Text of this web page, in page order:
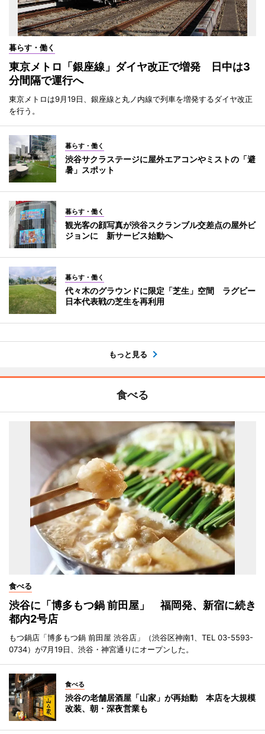
暮らす・働く
東京メトロ「銀座線」ダイヤ改正で増発 日中は3
分間隔で運行へ
東京メトロは9月19日、銀座線と丸ノ内線で列車を増発するダイヤ改正
を行う。
暮らす・働く
渋谷サクラステージに屋外エアコンやミストの「避
暑」スポット
暮らす・働く
観光客の顔写真が渋谷スクランブル交差点の屋外ビ
ジョンに 新サービス始動へ
暮らす・働く
代々木のグラウンドに限定「芝生」空間 ラグビー
日本代表戦の芝生を再利用
もっと見る
食べる
食べる
渋谷に「博多もつ鍋 前田屋」 福岡発、新宿に続き
都内2号店
もつ鍋店「博多もつ鍋 前田屋 渋谷店」（渋谷区神南1、TEL 03-5593-
0734）が7月19日、渋谷・神宮通りにオープンした。
食べる
渋谷の老舗居酒屋「山家」が再始動 本店を大規模
改装、朝・深夜営業も